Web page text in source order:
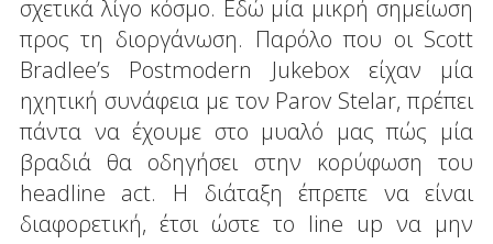
σχετικά λίγο κόσμο. Εδώ μία μικρή σημείωση
προς τη διοργάνωση. Παρόλο που οι Scott
Bradlee’s Postmodern Jukebox είχαν μία
ηχητική συνάφεια με τον Parov Stelar, πρέπει
πάντα να έχουμε στο μυαλό μας πώς μία
βραδιά θα οδηγήσει στην κορύφωση του
headline act. Η διάταξη έπρεπε να είναι
διαφορετική, έτσι ώστε το line up να μην